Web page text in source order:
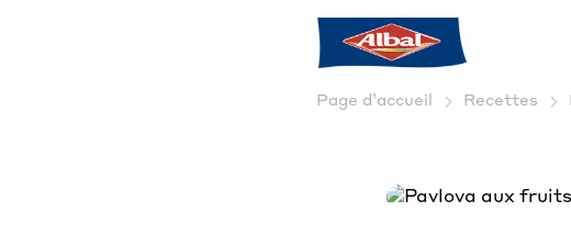
Page d’accueil Recettes